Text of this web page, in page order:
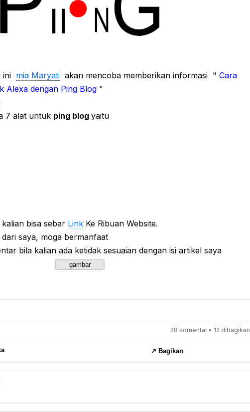
ini mia Maryati akan mencoba memberikan informasi " Cara
Alexa dengan Ping Blog "
7 alat untuk ping blog yaitu
bisa sebar Link Ke Ribuan Website.
saya, moga bermanfaat
bila kalian ada ketidak sesuaian dengan isi artikel saya
28 komentar • 12 dibagikan
↗️ Bagikan